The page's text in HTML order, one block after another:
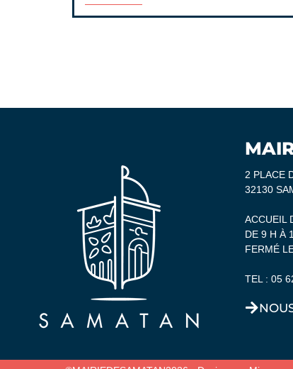
2 PLACE
32130
ACCUEIL
DE 9 H À
FERMÉ
TEL : 05